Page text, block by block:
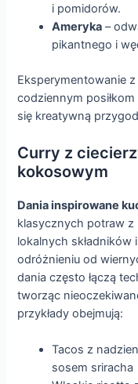
i pomidorów.
Ameryka –
pikantnego i
Eksperymentowanie
codziennym
się kreatywną
Curry z
kokosowym
Dania inspirowane
klasycznych potraw
lokalnych
odróżnieniu od
dania często łączą
tworząc
przykłady obejmują:
Tacos z
sosem sriracha